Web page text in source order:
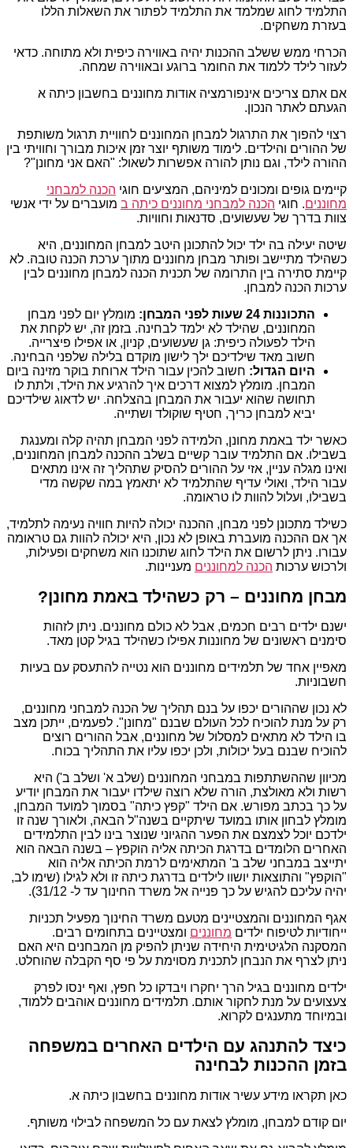
התלמיד לחוג שמלמד את התלמיד לפתור את השאלות הללו
בעזרת משחקים.
הכרחי ממש ששלב ההכנות יהיה באווירה כיפית ולא מתוחה. כדאי
לעזור לילד ללמוד את החומר ברוגע ובאווירה שמחה.
אם אתם צריכים אינפורמציה אודות מחוננים בחשבון כיתה א
הגעתם לאתר הנכון.
רצוי להפוך את התרגול למבחן המחוננים לחוויית תרגול משותפת
של ההורים והילדים. לימוד משותף יוצר זמן איכות מבורך וחוויתי בין
ההורה לילד, וגם נותן להורה אפשרות לשאול: "האם אני מחונן"?
קיימים גופים ומכונים למיניהם, המציעים חוגי הכנה למבחני
מחוננים. חוגי הכנה למבחני מחוננים כיתה ב מועברים על ידי אנשי
צוות בדרך של שעשועים, סדנאות וחוויות.
שיטה יעילה בה ילד יכול להתכונן היטב למבחן המחוננים, היא
כשהילד מתיישב ופותר מבחן מחוננים מתוך ערכת הכנה טובה. לא
קיימת סתירה בין התרומה של תכנית הכנה למבחן מחוננים לבין
ערכות הכנה למבחן.
התכוננות 24 שעות לפני המבחן:
מומלץ יום לפני מבחן
המחוננים, שהילד לא ילמד לבחינה. בזמן זה, יש לקחת את
הילד לפעולה כיפית: גן שעשועים, קניון, או אפילו פיצרייה.
חשוב מאד שילדיכם ילך לישון מוקדם בלילה שלפני הבחינה.
היום הגדול: חשוב להכין עבור הילד ארוחת בוקר מזינה ביום
המבחן. מומלץ למצוא דרכים איך להרגיע את הילד, ולתת לו
תחושה שהוא יעבור את המבחן בהצלחה. יש לדאוג שילדיכם
יביא למבחן כריך, חטיף שוקולד ושתייה.
כאשר ילד באמת מחונן, הלמידה לפני המבחן תהיה קלה ומענגת
בשבילו. אם התלמיד עובר קשיים בשלב ההכנה למבחן המחוננים,
ואינו מגלה עניין, אזי על ההורים להסיק שתהליך זה אינו מתאים
עבור הילד, ואולי עדיף שהתלמיד לא יתאמץ במה שקשה מדי
בשבילו, ועלול להוות לו טראומה.
כשילד מתכונן לפני מבחן, ההכנה יכולה להיות חוויה נעימה לתלמיד,
אך אם ההכנה מועברת באופן לא נכון, היא יכולה להוות גם טראומה
עבורו. ניתן לרשום את הילד לחוג שתוכנו הוא משחקים ופעילות,
ולרכוש ערכות הכנה למחוננים מעניינות.
מבחן מחוננים – רק כשהילד באמת מחונן?
ישנם ילדים רבים חכמים, אבל לא כולם מחוננים. ניתן לזהות
סימנים ראשונים של מחוננות אפילו כשהילד בגיל קטן מאד.
מאפיין אחד של תלמידים מחוננים הוא נטייה להתעסק עם בעיות
חשבוניות.
לא נכון שההורים יכפו על בנם תהליך של הכנה למבחני מחוננים,
רק על מנת להוכיח לכל העולם שבנם "מחונן". לפעמים, ייתכן מצב
בו הילד לא מתאים למסלול של מחוננים, אבל ההורים רוצים
להוכיח שבנם בעל יכולות, ולכן יכפו עליו את התהליך בכוח.
מכיוון שההשתתפות במבחני המחוננים (שלב א' ושלב ב') היא
רשות ולא מאולצת, הורה שלא רוצה שילדו יעבור את המבחן יודיע
על כך בכתב מפורש. אם הילד "קפץ כיתה" בסמוך למועד המבחן,
מומלץ לבחון אותו במועד שיתקיים בשנה"ל הבאה, ולאורך שנה זו
ילדכם יוכל לצמצם את הפער ההגיוני שנוצר בינו לבין התלמידים
האחרים הלומדים בדרגת הכיתה אליה הוקפץ – בשנה הבאה הוא
יתייצב במבחני שלב ב' המתאימים לרמת הכיתה אליה הוא
"הוקפץ" והתוצאות יושוו לילדים בדרגת כיתה זו ולא לגילו (שימו לב,
יהיה עליכם להגיש על כך פנייה אל משרד החינוך עד ל- 31/12).
אגף המחוננים והמצטיינים מטעם משרד החינוך מפעיל תכניות
ייחודיות לטיפוח ילדים מחוננים ומצטיינים בתחומים רבים.
המסקנה הלגיטימית היחידה שניתן להפיק מן המבחנים היא האם
ניתן לצרף את הנבחן לתכנית מסוימת על פי סף הקבלה שהוחלט.
ילדים מחוננים בגיל הרך יחקרו ויבדקו כל חפץ, ואף ינסו לפרק
צעצועים על מנת לחקור אותם. תלמידים מחוננים אוהבים ללמוד,
ובמיוחד מתענגים לקרוא.
כיצד להתנהג עם הילדים האחרים במשפחה
בזמן ההכנות לבחינה
כאן תקראו מידע עשיר אודות מחוננים בחשבון כיתה א.
יום קודם למבחן, מומלץ לצאת עם כל המשפחה לבילוי משותף.